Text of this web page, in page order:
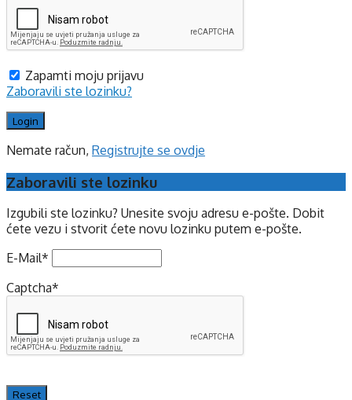
Zapamti moju prijavu
Zaboravili ste lozinku?
Nemate račun, Registrujte se ovdje
Zaboravili ste lozinku
Izgubili ste lozinku? Unesite svoju adresu e-pošte. Dobit
ćete vezu i stvorit ćete novu lozinku putem e-pošte.
E-Mail*
Captcha*